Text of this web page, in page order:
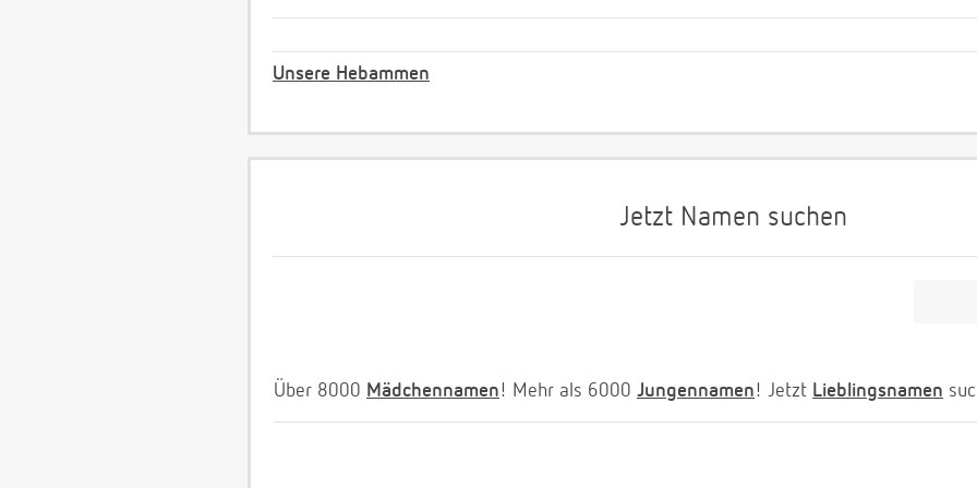
Unsere Hebammen
Jetzt Namen suchen
Über 8000 Mädchennamen! Mehr als 6000 Jungennamen! Jetzt Lieblingsnamen